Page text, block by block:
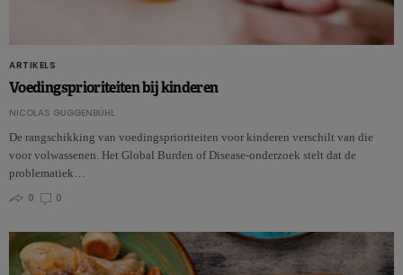
ARTIKELS
Voedingsprioriteiten bij kinderen
NICOLAS GUGGENBÜHL
De rangschikking van voedingsprioriteiten voor kinderen verschilt van die
voor volwassenen. Het Global Burden of Disease-onderzoek stelt dat de
problematiek…
0
0